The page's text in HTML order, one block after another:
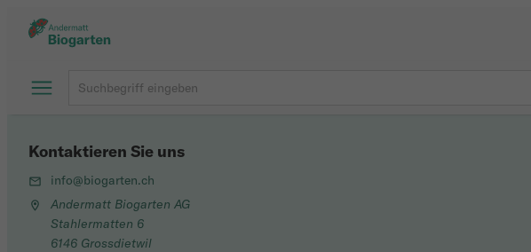
Kontaktieren Sie uns
info@biogarten.ch
Andermatt Biogarten AG
Stahlermatten 6
6146 Grossdietwil